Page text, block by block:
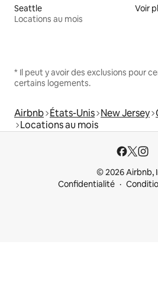
Seattle
Locations au mois
Voir
* Il peut y avoir des exclusions pour
certains logements.
Airbnb États-Unis New Jersey
Locations au mois
© 2026 Airbnb,
Confidentialité